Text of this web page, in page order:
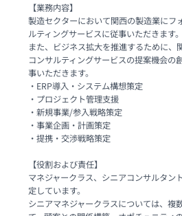
【業務内容】
製造セクターにおいて関西の製造業にフ
ルティングサービスに従事いただきます。
また、ビジネス拡大を推進するために、
コンサルティングサービスの提案機会の
事いただきます。
・ERP導入・システム構想策定
・プロジェクト管理支援
・新規事業/参入戦略策定
・事業企画・計画策定
・提携・交渉戦略策定
【役割および責任】
マネジャークラス、シニアコンサルタン
定しています。
シニアマネジャークラスについては、複